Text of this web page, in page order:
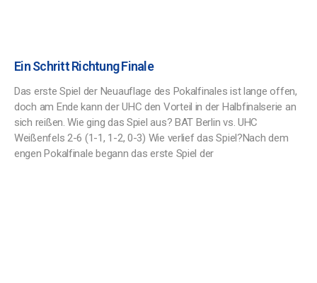
Ein Schritt Richtung Finale
Das erste Spiel der Neuauflage des Pokalfinales ist lange offen,
doch am Ende kann der UHC den Vorteil in der Halbfinalserie an
sich reißen. Wie ging das Spiel aus? BAT Berlin vs. UHC
Weißenfels 2-6 (1-1, 1-2, 0-3) Wie verlief das Spiel?Nach dem
engen Pokalfinale begann das erste Spiel der